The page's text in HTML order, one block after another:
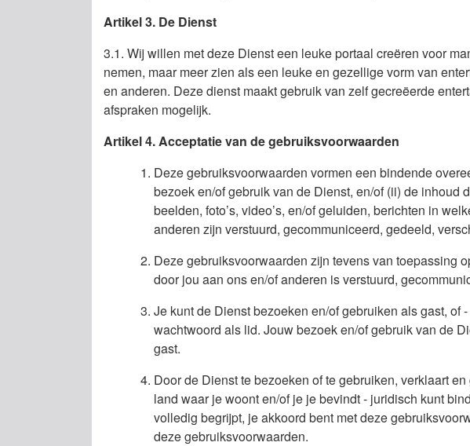
Artikel 3. De Dienst
3.1. Wij willen met deze Dienst een leuke portaal creëren voor
nemen, maar meer zien als een leuke en gezellige vorm van
en anderen. Deze dienst maakt gebruik van zelf gecreëerde
afspraken mogelijk.
Artikel 4. Acceptatie van de gebruiksvoorwaarden
Deze gebruiksvoorwaarden vormen een bindende
bezoek en/of gebruik van de Dienst, en/of (ii) de inhoud
beelden, foto’s, video’s, en/of geluiden, berichten in
anderen zijn verstuurd, gecommuniceerd, gedeeld,
Deze gebruiksvoorwaarden zijn tevens van toepassing
door jou aan ons en/of anderen is verstuurd,
Je kunt de Dienst bezoeken en/of gebruiken als gast,
wachtwoord als lid. Jouw bezoek en/of gebruik van de
gast.
Door de Dienst te bezoeken of te gebruiken, verklaart
land waar je woont en/of je je bevindt - juridisch kunt
volledig begrijpt, je akkoord bent met deze
deze gebruiksvoorwaarden.